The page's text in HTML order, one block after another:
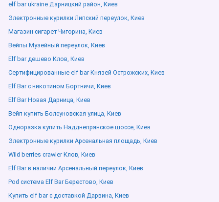
elf bar ukraine Дарницкий район, Киев
Электронные курилки Липский переулок, Киев
Магазин сигарет Чигорина, Киев
Вейпы Музейный переулок, Киев
Elf bar дешево Клов, Киев
Сертифицированные elf bar Князей Острожских, Киев
Elf Bar с никотином Бортничи, Киев
Elf Bar Новая Дарница, Киев
Вейп купить Болсуновская улица, Киев
Одноразка купить Надднепрянское шоссе, Киев
Электронные курилки Арсенальная площадь, Киев
Wild berries crawler Клов, Киев
Elf Bar в наличии Арсенальный переулок, Киев
Pod система Elf Bar Берестово, Киев
Купить elf bar с доставкой Дарвина, Киев